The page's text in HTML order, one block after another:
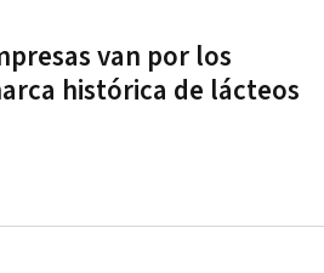
van por los
histórica de lácteos